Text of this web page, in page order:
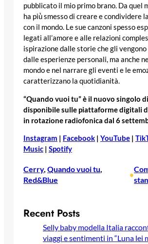
pubblicato il mio primo brano. Da quel
ha più̀ smesso di creare e condividere
con il mondo. Le sue canzoni spesso
legati all’amore e alle relazioni
ispirazione dalle storie che gli
dalle esperienze personali, ma anche
mondo e nel narrare gli eventi e le
caratterizzano la quotidianità.
“Quando vuoi tu” è il nuovo singolo
disponibile sulle piattaforme digitali
in rotazione radiofonica dal 6
Instagram Facebook YouTube
Music
Spotify
Cerry, Quando vuoi tu
Red&Blue
•
Recent Posts
Selly baby modella Italia
viaggi e sentimenti in “Luna lei